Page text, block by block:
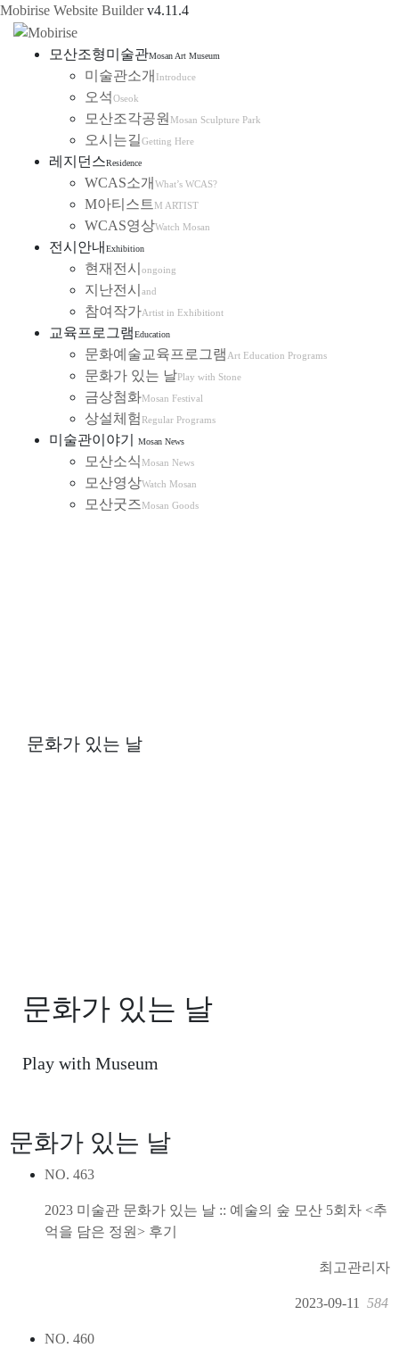
Mobirise Website Builderv4.11.4
모산조형미술관Mosan Art Museum
미술관소개 Introduce
오석Oseok
모산조각공원 Mosan Sculpture Park
오시는길Getting Here
레지던스Residence
WCAS소개 What’s WCAS?
M아티스트 M ARTIST
WCAS영상Watch Mosan
전시안내 Exhibition
현재전시 ongoing
지난전시 and
참여작가Artist in Exhibitiont
교육프로그램Education
문화예술교육프로그램 Art Education Programs
문화가 있는 날Play with Stone
금상첨화Mosan Festival
상설체험 Regular Programs
미술관이야기 Mosan News
모산소식 Mosan News
모산영상Watch Mosan
모산굿즈Mosan Goods
문화가 있는 날
문화가 있는 날
Play with Museum
문화가 있는 날
NO. 463
2023 미술관 문화가 있는 날 :: 예술의 숲 모산 5회차 <추
억을 담은 정원> 후기
최고관리자
2023-09-11 584
NO. 460